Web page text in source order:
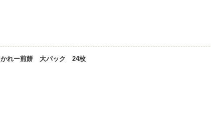
かれー煎餅 大パック 24枚